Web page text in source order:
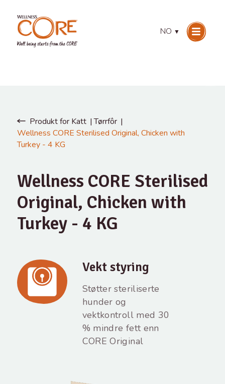
NO ▼
Produkt for Katt
Tørrfôr
Wellness CORE Sterilised Original, Chicken with
Turkey - 4 KG
Wellness CORE Sterilised
Original, Chicken with
Turkey - 4 KG
Vekt styring
Støtter steriliserte
hunder og
vektkontroll med 30
% mindre fett enn
CORE Original